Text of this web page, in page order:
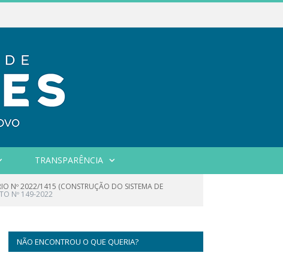
TRANSPARÊNCIA
Nº 2022/1415 (CONSTRUÇÃO DO SISTEMA DE
Nº 149-2022
NÃO ENCONTROU O QUE QUERIA?